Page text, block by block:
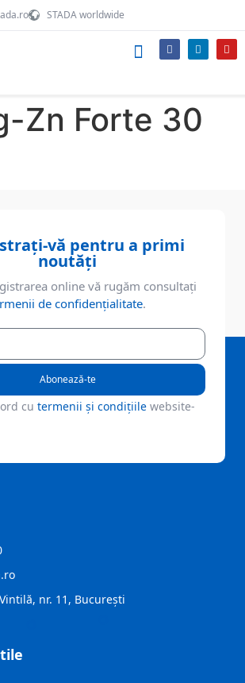
STADA worldwide
Zn Forte 30
vă pentru a primi
noutăți
online vă rugăm consultați
de confidențialitate.
cu termenii și condițiile website-
Abonează-te
nr. 11, București